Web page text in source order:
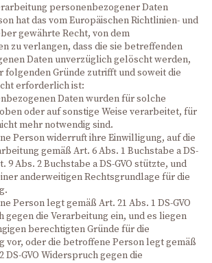
personenbezogener Daten
hat das vom Europäischen Richtlinien- und
gewährte Recht, von dem
zu verlangen, dass die sie betreffenden
Daten unverzüglich gelöscht werden,
folgenden Gründe zutrifft und soweit die
erforderlich ist:
Daten wurden für solche
oder auf sonstige Weise verarbeitet, für
mehr notwendig sind.
Person widerruft ihre Einwilligung, auf die
gemäß Art. 6 Abs. 1 Buchstabe a DS-
9 Abs. 2 Buchstabe a DS-GVO stützte, und
anderweitigen Rechtsgrundlage für die
Person legt gemäß Art. 21 Abs. 1 DS-GVO
gegen die Verarbeitung ein, und es liegen
berechtigten Gründe für die
vor, oder die betroffene Person legt gemäß
DS-GVO Widerspruch gegen die